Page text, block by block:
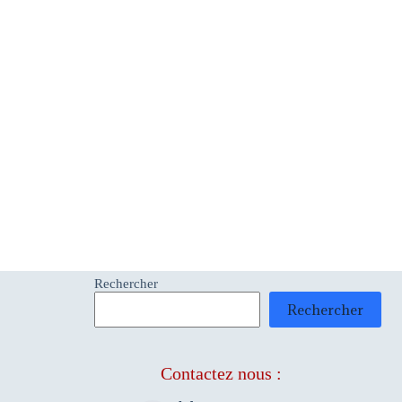
Rechercher
Rechercher
Contactez nous :